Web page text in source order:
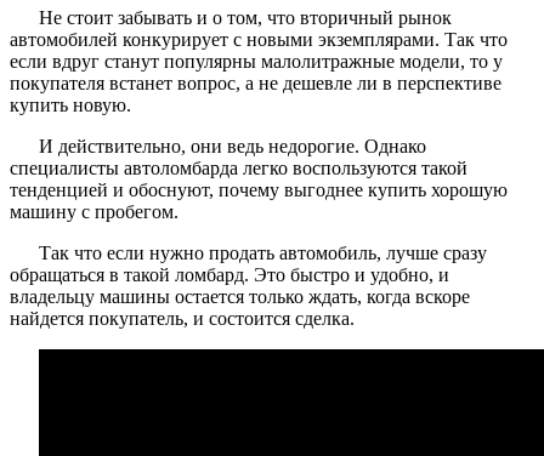
Не стоит забывать и о том, что вторичный рынок
автомобилей конкурирует с новыми экземплярами. Так что
если вдруг станут популярны малолитражные модели, то у
покупателя встанет вопрос, а не дешевле ли в перспективе
купить новую.
И действительно, они ведь недорогие. Однако
специалисты автоломбарда легко воспользуются такой
тенденцией и обоснуют, почему выгоднее купить хорошую
машину с пробегом.
Так что если нужно продать автомобиль, лучше сразу
обращаться в такой ломбард. Это быстро и удобно, и
владельцу машины остается только ждать, когда вскоре
найдется покупатель, и состоится сделка.